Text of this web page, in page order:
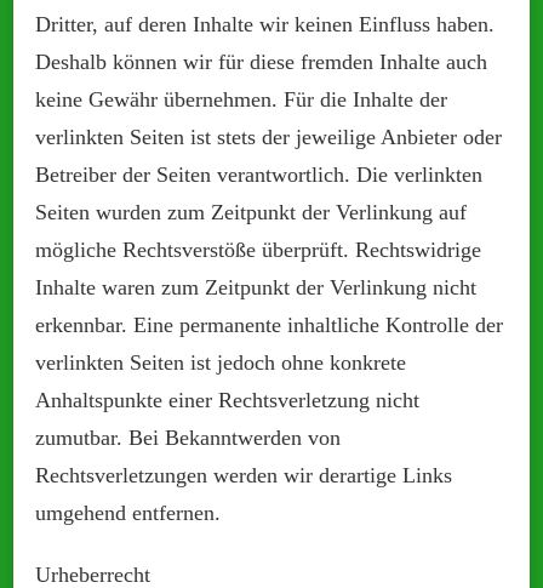
Dritter, auf deren Inhalte wir keinen Einfluss haben.
Deshalb können wir für diese fremden Inhalte auch
keine Gewähr übernehmen. Für die Inhalte der
verlinkten Seiten ist stets der jeweilige Anbieter oder
Betreiber der Seiten verantwortlich. Die verlinkten
Seiten wurden zum Zeitpunkt der Verlinkung auf
mögliche Rechtsverstöße überprüft. Rechtswidrige
Inhalte waren zum Zeitpunkt der Verlinkung nicht
erkennbar. Eine permanente inhaltliche Kontrolle der
verlinkten Seiten ist jedoch ohne konkrete
Anhaltspunkte einer Rechtsverletzung nicht
zumutbar. Bei Bekanntwerden von
Rechtsverletzungen werden wir derartige Links
umgehend entfernen.
Urheberrecht